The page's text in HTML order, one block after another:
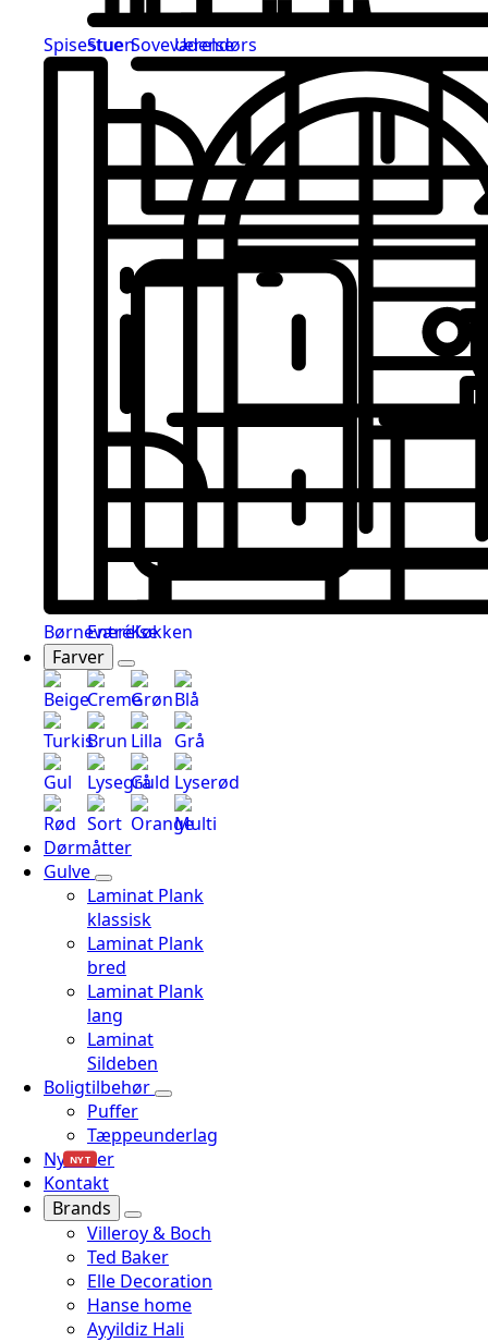
Spisestue
StuenSoveværelse
Udendørs
Børneværelse
EntréKøkken
Farver
BeigeCremeGrønBlå
TurkisBrun Lilla Grå
Gul
LysegråGuld Lyserød
Rød Sort OrangeMulti
Dørmåtter
Gulve
Laminat Plank
klassisk
Laminat Plank
bred
Laminat Plank
lang
Laminat
Sildeben
Boligtilbehør
Puffer
Tæppeunderlag
Nyheder
NYT
Kontakt
Brands
Villeroy & Boch
Ted Baker
Elle Decoration
Hanse home
Ayyildiz Hali